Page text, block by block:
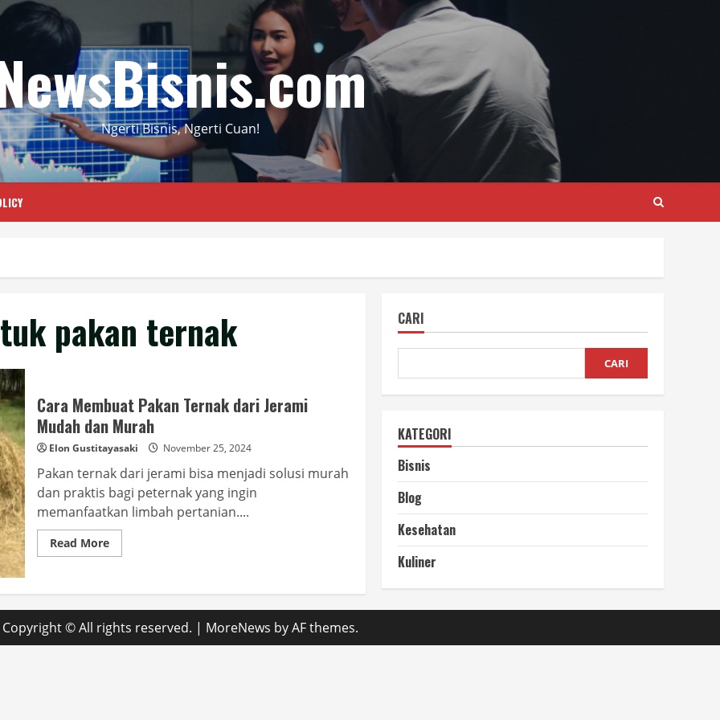
Ngerti Bisnis, Ngerti Cuan!
pakan ternak
Cara Membuat Pakan Ternak dari Jerami
Mudah dan Murah
Elon Gustitayasaki November 25, 2024
Pakan ternak dari jerami bisa menjadi solusi murah
dan praktis bagi peternak yang ingin
memanfaatkan limbah pertanian....
Read MoreRead
more
Pakan
Ternak
dari
Jerami
Mudah
CARI
CARI
KATEGORI
Bisnis
Blog
Kesehatan
Kuliner
Copyright © All rights reserved. | MoreNews by AF themes.